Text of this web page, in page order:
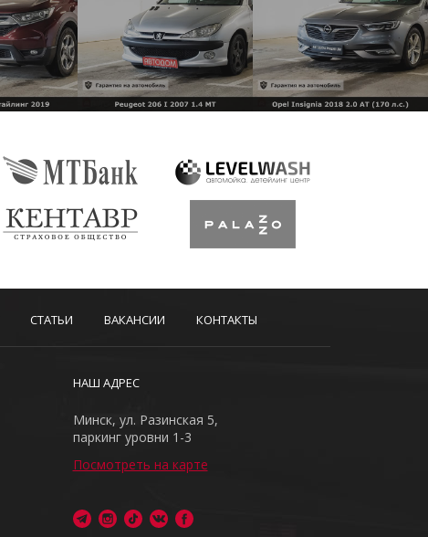
СТАТЬИ ВАКАНСИИ КОНТАКТЫ
НАШ АДРЕС
Минск, ул. Разинская 5,
паркинг уровни 1-3
Посмотреть на карте